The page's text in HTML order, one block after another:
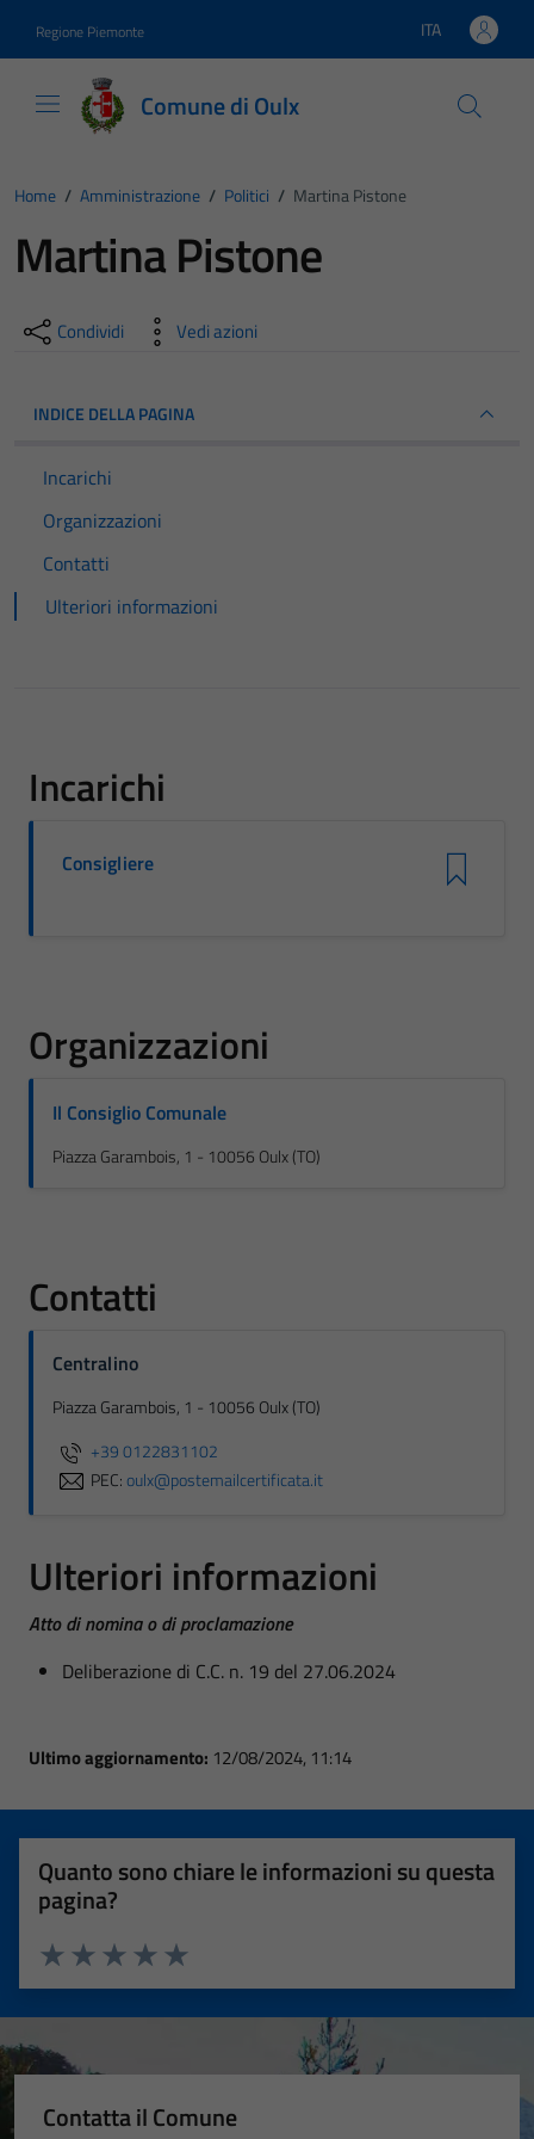
Regione Piemonte Lingua attiva:
ITA
Comune di Oulx
Home / Amministrazione / Politici / Martina Pistone
Martina Pistone
Condividi Vedi azioni
INDICE DELLA PAGINA
Incarichi
Organizzazioni
Contatti
Ulteriori informazioni
Incarichi
Consigliere
Organizzazioni
Il Consiglio Comunale
Piazza Garambois, 1 - 10056 Oulx (TO)
Contatti
Centralino
Piazza Garambois, 1 - 10056 Oulx (TO)
+39 0122831102
PEC:oulx@postemailcertificata.it
Ulteriori informazioni
Atto di nomina o di proclamazione
Deliberazione di C.C. n. 19 del 27.06.2024
Ultimo aggiornamento: 12/08/2024, 11:14
Quanto sono chiare le informazioni su questa
pagina?
Valuta 5 stelle su 5
Valuta 4 stelle su 5
Valuta 3 stelle su 5
Valuta 2 stelle su 5
Valuta 1 stelle su 5
Contatta il Comune